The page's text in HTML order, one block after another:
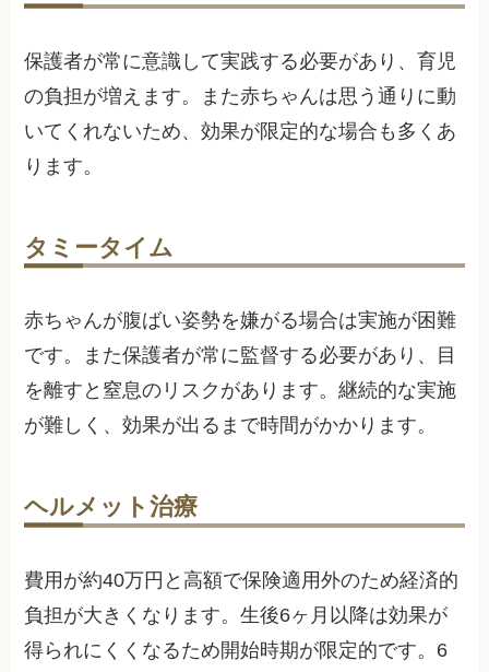
保護者が常に意識して実践する必要があり、育児
の負担が増えます。また赤ちゃんは思う通りに動
いてくれないため、効果が限定的な場合も多くあ
ります。
タミータイム
赤ちゃんが腹ばい姿勢を嫌がる場合は実施が困難
です。また保護者が常に監督する必要があり、目
を離すと窒息のリスクがあります。継続的な実施
が難しく、効果が出るまで時間がかかります。
ヘルメット治療
費用が約40万円と高額で保険適用外のため経済的
負担が大きくなります。生後6ヶ月以降は効果が
得られにくくなるため開始時期が限定的です。6